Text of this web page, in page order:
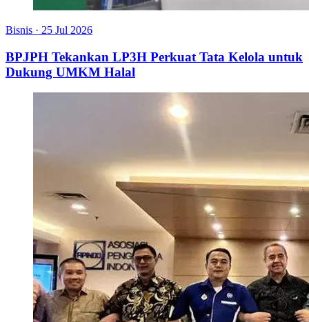
Bisnis · 25 Jul 2026
BPJPH Tekankan LP3H Perkuat Tata Kelola untuk
Dukung UMKM Halal